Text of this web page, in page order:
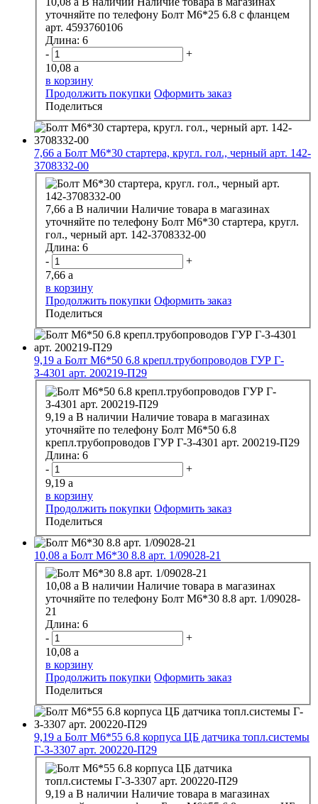
уточняйте по телефону Болт М6*25 6.8 с фланцем
арт. 4593760106
Длина: 6
-
+
10,08 a
в корзину
Продолжить покупки Оформить заказ
Поделиться
7,66 a Болт М6*30 стартера, кругл. гол., черный арт. 142-
3708332-00
7,66 a В наличии Наличие товара в магазинах
уточняйте по телефону Болт М6*30 стартера, кругл.
гол., черный арт. 142-3708332-00
Длина: 6
-
+
7,66 a
в корзину
Продолжить покупки Оформить заказ
Поделиться
9,19 a Болт М6*50 6.8 крепл.трубопроводов ГУР Г-
З-4301 арт. 200219-П29
9,19 a В наличии Наличие товара в магазинах
уточняйте по телефону Болт М6*50 6.8
крепл.трубопроводов ГУР Г-З-4301 арт. 200219-П29
Длина: 6
-
+
9,19 a
в корзину
Продолжить покупки Оформить заказ
Поделиться
10,08 a Болт М6*30 8.8 арт. 1/09028-21
10,08 a В наличии Наличие товара в магазинах
уточняйте по телефону Болт М6*30 8.8 арт. 1/09028-
21
Длина: 6
-
+
10,08 a
в корзину
Продолжить покупки Оформить заказ
Поделиться
9,19 a Болт М6*55 6.8 корпуса ЦБ датчика топл.системы
Г-З-3307 арт. 200220-П29
9,19 a В наличии Наличие товара в магазинах